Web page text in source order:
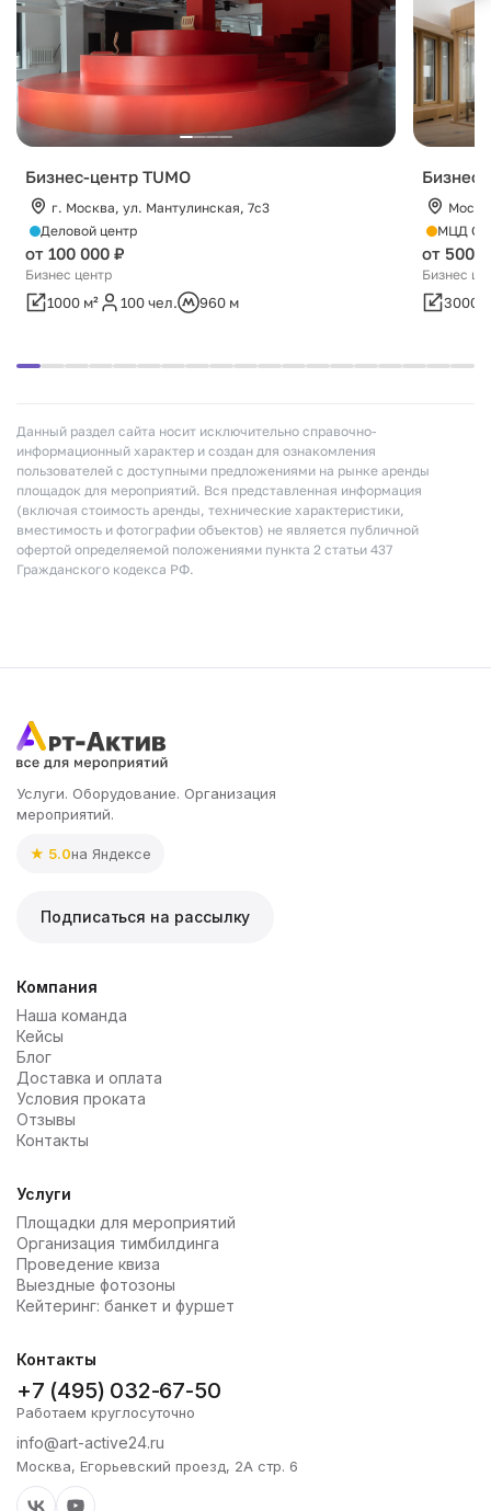
Бизнес-центр TUMO
г. Москва, ул. Мантулинская, 7с3
Деловой центр
от 100 000 ₽
Бизнес центр
1000 м² 100 чел. 960 м
Бизнес-
МЦД
от 500
Бизнес
3000
Данный раздел сайта носит исключительно справочно-
информационный характер и создан для ознакомления
пользователей с доступными предложениями на рынке аренды
площадок для мероприятий. Вся представленная информация
(включая стоимость аренды, технические характеристики,
вместимость и фотографии объектов) не является публичной
офертой определяемой положениями пункта 2 статьи 437
Гражданского кодекса РФ.
Услуги. Оборудование. Организация
мероприятий.
★ 5.0на Яндексе
Подписаться на рассылку
Компания
Наша команда
Кейсы
Блог
Доставка и оплата
Условия проката
Отзывы
Контакты
Услуги
Площадки для мероприятий
Организация тимбилдинга
Проведение квиза
Выездные фотозоны
Кейтеринг: банкет и фуршет
Контакты
+7 (495) 032-67-50
Работаем круглосуточно
info@art-active24.ru
Москва, Егорьевский проезд, 2А стр. 6